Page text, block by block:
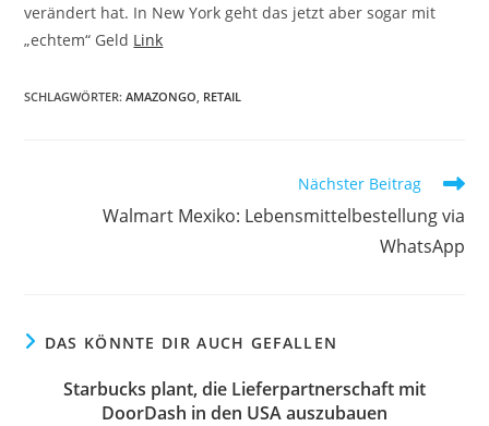
verändert hat. In New York geht das jetzt aber sogar mit
„echtem“ Geld Link
SCHLAGWÖRTER:AMAZONGO RETAIL
Nächster Beitrag
Walmart Mexiko: Lebensmittelbestellung via
WhatsApp
DAS KÖNNTE DIR AUCH GEFALLEN
Starbucks plant, die Lieferpartnerschaft mit
DoorDash in den USA auszubauen